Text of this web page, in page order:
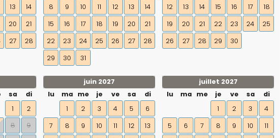
13
14
20
21
27 28
8
9 10 11 12 13
14
15
16 17 18 19 20
21
22
23 24 25 26 27
28
29
30 31
12
13 14 15 16 17
18
19
20 21 22 23 24
25
26
27 28 29 30
sa
di
1
2
8 9
juin 2027
lu
ma me je ve sa
di
1
2 3 4 5
6
7
8 9 10 11 12 13
juillet 2027
lu
ma me je ve sa
di
1
2 3
4
5
6 7 8 9 10 11